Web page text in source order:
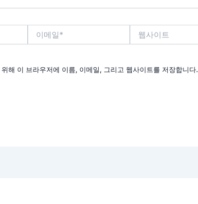
해 이 브라우저에 이름, 이메일, 그리고 웹사이트를 저장합니다.